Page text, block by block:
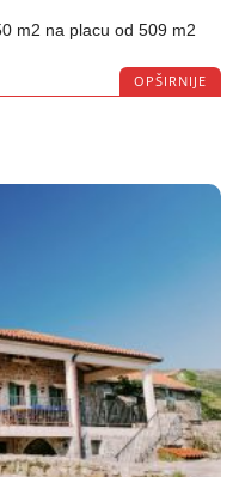
m2 na placu od 509 m2
OPŠIRNIJE